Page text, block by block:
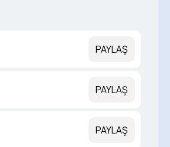
PAYLAŞ
PAYLAŞ
PAYLAŞ